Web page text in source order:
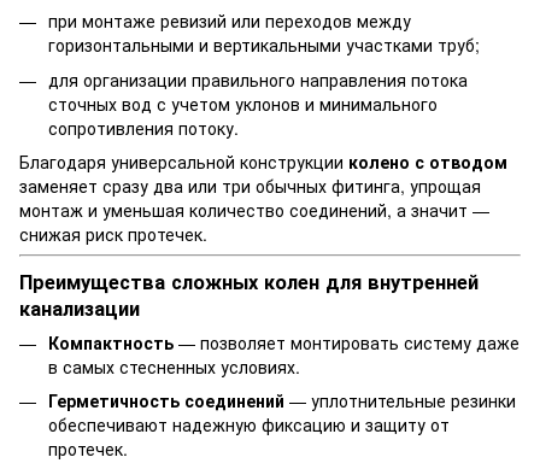
при монтаже ревизий или переходов между
горизонтальными и вертикальными участками труб;
для организации правильного направления потока
сточных вод с учетом уклонов и минимального
сопротивления потоку.
Благодаря универсальной конструкции колено с отводом
заменяет сразу два или три обычных фитинга, упрощая
монтаж и уменьшая количество соединений, а значит —
снижая риск протечек.
Преимущества сложных колен для внутренней
канализации
Компактность — позволяет монтировать систему даже
в самых стесненных условиях.
Герметичность соединений — уплотнительные резинки
обеспечивают надежную фиксацию и защиту от
протечек.